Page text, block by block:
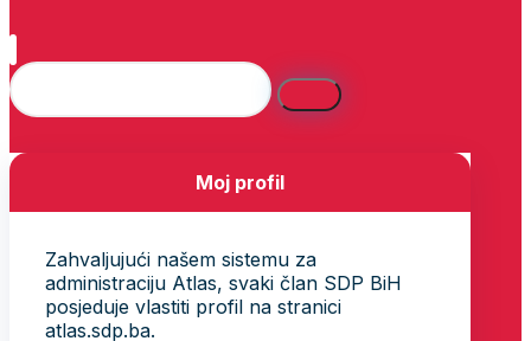
Moj profil
Zahvaljujući našem sistemu za
administraciju Atlas, svaki član SDP BiH
posjeduje vlastiti profil na stranici
atlas.sdp.ba.